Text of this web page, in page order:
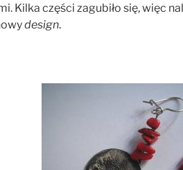
Kilka części zagubiło się, więc
design.